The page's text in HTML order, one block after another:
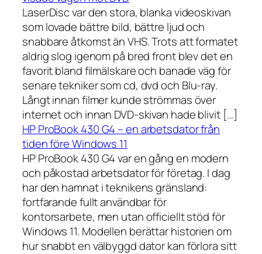
LaserDisc var den stora, blanka videoskivan
som lovade bättre bild, bättre ljud och
snabbare åtkomst än VHS. Trots att formatet
aldrig slog igenom på bred front blev det en
favorit bland filmälskare och banade väg för
senare tekniker som cd, dvd och Blu-ray.
Långt innan filmer kunde strömmas över
internet och innan DVD-skivan hade blivit […]
HP ProBook 430 G4 – en arbetsdator från
tiden före Windows 11
HP ProBook 430 G4 var en gång en modern
och påkostad arbetsdator för företag. I dag
har den hamnat i teknikens gränsland:
fortfarande fullt användbar för
kontorsarbete, men utan officiellt stöd för
Windows 11. Modellen berättar historien om
hur snabbt en välbyggd dator kan förlora sitt